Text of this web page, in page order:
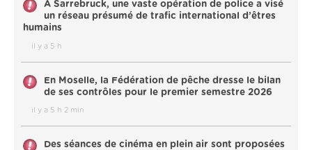
À Sarrebruck, une vaste opération de police a visé
un réseau présumé de trafic international d’êtres
humains
il y a 5 h
En Moselle, la Fédération de pêche dresse le bilan
de ses contrôles pour le premier semestre 2026
il y a 5 h 2 min
Des séances de cinéma en plein air sont proposées